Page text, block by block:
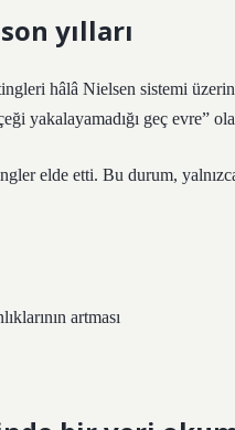
yılları
hâlâ Nielsen sistemi
yakalayamadığı geç evre”
elde etti. Bu durum,
artması